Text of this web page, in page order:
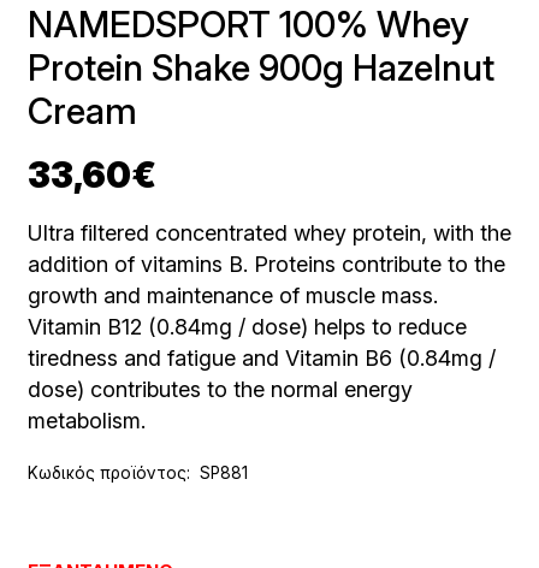
NAMEDSPORT 100% Whey
Protein Shake 900g Hazelnut
Cream
33,60€
Ultra filtered concentrated whey protein, with the
addition of vitamins B. Proteins contribute to the
growth and maintenance of muscle mass.
Vitamin B12 (0.84mg / dose) helps to reduce
tiredness and fatigue and Vitamin B6 (0.84mg /
dose) contributes to the normal energy
metabolism.
Κωδικός προϊόντος: SP881